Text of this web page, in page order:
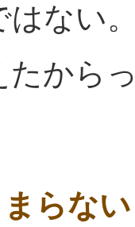
はない
たから
らない